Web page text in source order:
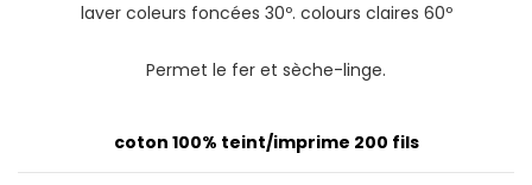
laver coleurs foncées 30º. colours claires 60º
Permet le fer et sèche-linge.
coton 100% teint/imprime 200 fils